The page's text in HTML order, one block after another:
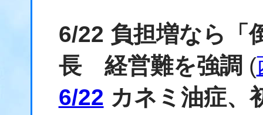
6/22 負担増なら
長 経営難を強調 (
6/22 カネミ油症